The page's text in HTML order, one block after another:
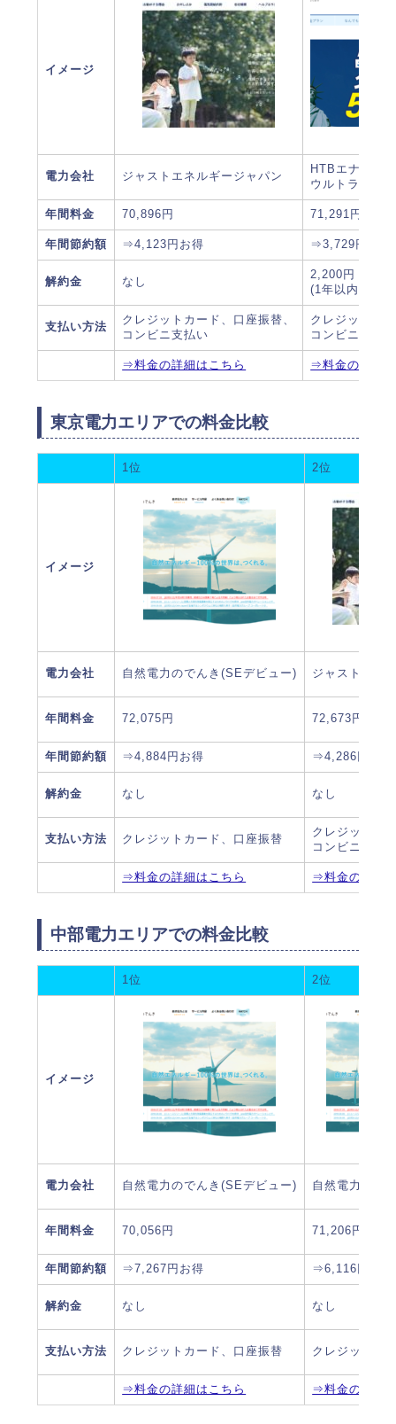
イメージ
電力会社 ジャストエネルギージャパン
HTBエナジー
ウルトラ30 東
年間料金 70,896円 71,291円
年間節約額 ⇒4,123円お得 ⇒3,729円お得
解約金 なし
2,200円
(1年以内に解
支払い方法
クレジットカード、口座振替、
コンビニ支払い
クレジットカ
コンビニ支払
⇒料金の詳細はこちら ⇒料金の詳細
東京電力エリアでの料金比較
1位 2位
イメージ
電力会社 自然電力のでんき(SEデビュー) ジャストエネ
年間料金 72,075円 72,673円
年間節約額 ⇒4,884円お得 ⇒4,286円お得
解約金 なし なし
支払い方法 クレジットカード、口座振替
クレジットカ
コンビニ支払
⇒料金の詳細はこちら ⇒料金の詳細
中部電力エリアでの料金比較
1位 2位
イメージ
電力会社 自然電力のでんき(SEデビュー) 自然電力ので
年間料金 70,056円 71,206円
年間節約額 ⇒7,267円お得 ⇒6,116円お得
解約金 なし なし
支払い方法 クレジットカード、口座振替 クレジットカ
⇒料金の詳細はこちら ⇒料金の詳細